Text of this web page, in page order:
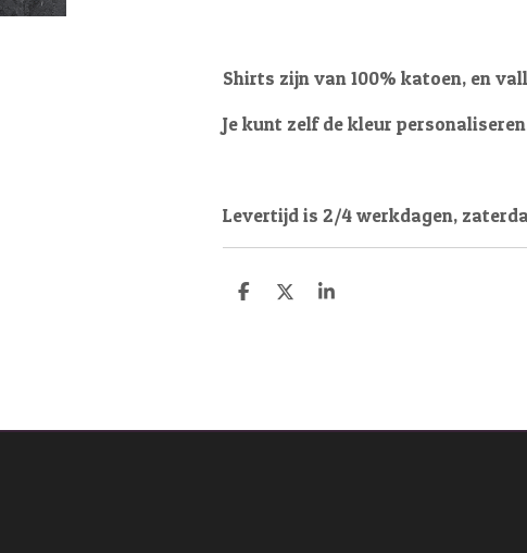
Shirts zijn van 100% katoen, en
Je kunt zelf de kleur
Levertijd is 2/4 werkdagen,
D
D
S